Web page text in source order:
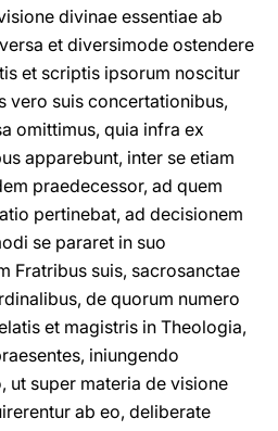
divinae essentiae ab
et diversimode ostendere
et scriptis ipsorum noscitur
vero suis concertationibus,
omittimus, quia infra ex
apparebunt, inter se etiam
praedecessor, ad quem
pertinebat, ad decisionem
se pararet in suo
Fratribus suis, sacrosanctae
de quorum numero
et magistris in Theologia,
iniungendo
ut super materia de visione
ab eo, deliberate